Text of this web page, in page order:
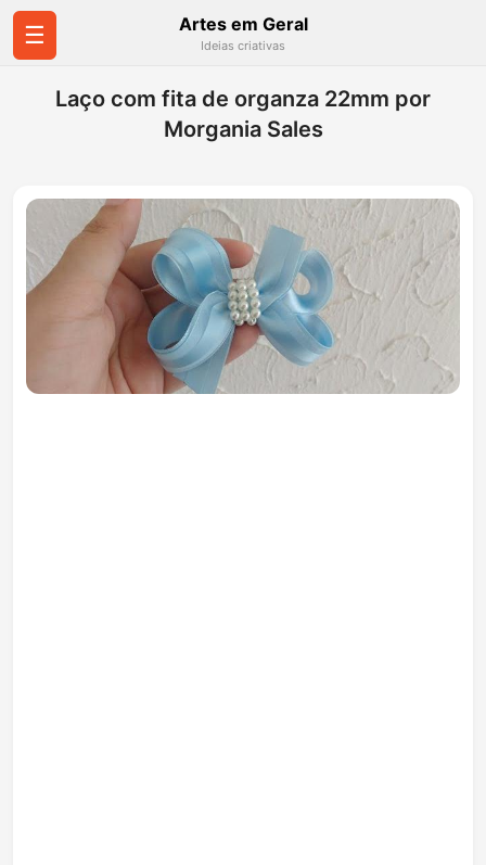
☰ Artes em Geral
Ideias criativas
Laço com fita de organza 22mm por
Morgania Sales